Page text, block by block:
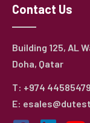
Contact Us
Building 125, AL
Doha, Qatar
T: +974
E: